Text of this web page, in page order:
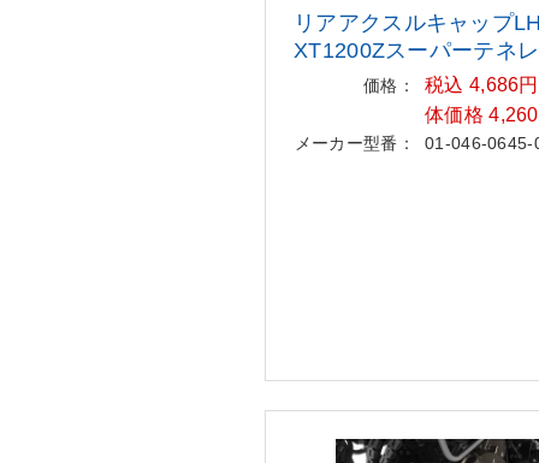
リアアクスルキャップ
XT1200Zス ーパーテネレ
価格：
税込 4,686
体価格
メーカー型番： 01-046-0645-